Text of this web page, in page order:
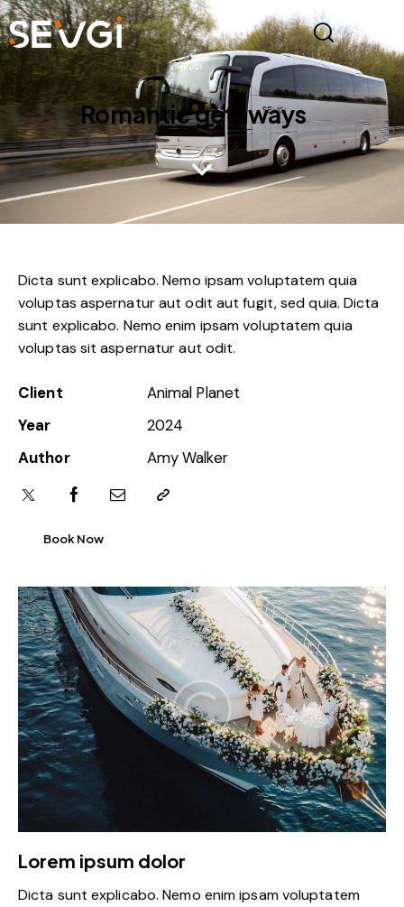
Romantic getaways
Dicta sunt explicabo. Nemo ipsam voluptatem quia
voluptas aspernatur aut odit aut fugit, sed quia. Dicta
sunt explicabo. Nemo enim ipsam voluptatem quia
voluptas sit aspernatur aut odit.
Client
Animal Planet
Year
2024
Author
Amy Walker
Book Now
Lorem ipsum dolor
Dicta sunt explicabo. Nemo enim ipsam voluptatem